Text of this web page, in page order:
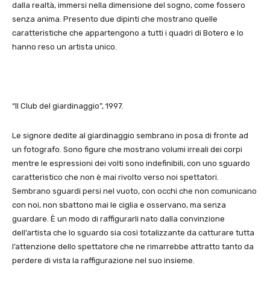
dalla realtà, immersi nella dimensione del sogno, come fossero
senza anima. Presento due dipinti che mostrano quelle
caratteristiche che appartengono a tutti i quadri di Botero e lo
hanno reso un artista unico.
“Il Club del giardinaggio”, 1997.
Le signore dedite al giardinaggio sembrano in posa di fronte ad
un fotografo. Sono figure che mostrano volumi irreali dei corpi
mentre le espressioni dei volti sono indefinibili, con uno sguardo
caratteristico che non è mai rivolto verso noi spettatori.
Sembrano sguardi persi nel vuoto, con occhi che non comunicano
con noi, non sbattono mai le ciglia e osservano, ma senza
guardare. È un modo di raffigurarli nato dalla convinzione
dell’artista che lo sguardo sia così totalizzante da catturare tutta
l’attenzione dello spettatore che ne rimarrebbe attratto tanto da
perdere di vista la raffigurazione nel suo insieme.